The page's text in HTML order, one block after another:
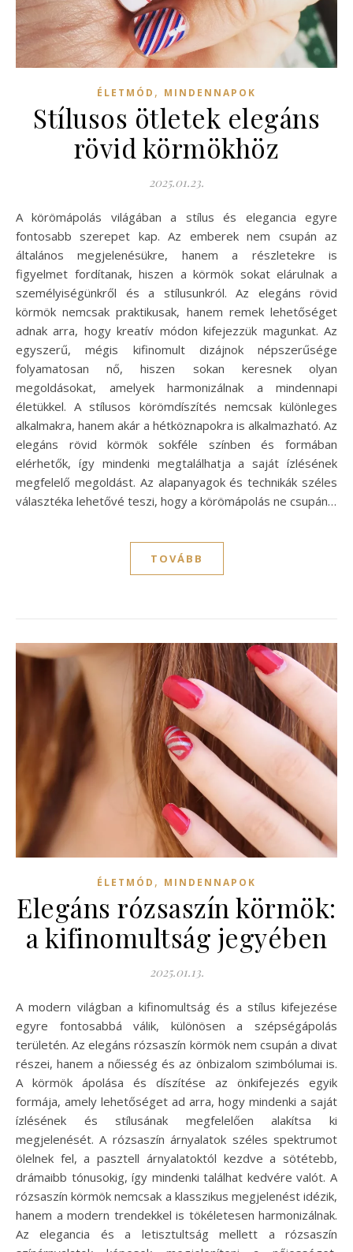
ÉLETMÓD , MINDENNAPOK
Stílusos ötletek elegáns
rövid körmökhöz
2025.01.23.
A körömápolás világában a stílus és elegancia egyre
fontosabb szerepet kap. Az emberek nem csupán az
általános megjelenésükre, hanem a részletekre is
figyelmet fordítanak, hiszen a körmök sokat elárulnak a
személyiségünkről és a stílusunkról. Az elegáns rövid
körmök nemcsak praktikusak, hanem remek lehetőséget
adnak arra, hogy kreatív módon kifejezzük magunkat. Az
egyszerű, mégis kifinomult dizájnok népszerűsége
folyamatosan nő, hiszen sokan keresnek olyan
megoldásokat, amelyek harmonizálnak a mindennapi
életükkel. A stílusos körömdíszítés nemcsak különleges
alkalmakra, hanem akár a hétköznapokra is alkalmazható. Az
elegáns rövid körmök sokféle színben és formában
elérhetők, így mindenki megtalálhatja a saját ízlésének
megfelelő megoldást. Az alapanyagok és technikák széles
választéka lehetővé teszi, hogy a körömápolás ne csupán…
TOVÁBB
ÉLETMÓD , MINDENNAPOK
Elegáns rózsaszín körmök:
a kifinomultság jegyében
2025.01.13.
A modern világban a kifinomultság és a stílus kifejezése
egyre fontosabbá válik, különösen a szépségápolás
területén. Az elegáns rózsaszín körmök nem csupán a divat
részei, hanem a nőiesség és az önbizalom szimbólumai is.
A körmök ápolása és díszítése az önkifejezés egyik
formája, amely lehetőséget ad arra, hogy mindenki a saját
ízlésének és stílusának megfelelően alakítsa ki
megjelenését. A rózsaszín árnyalatok széles spektrumot
ölelnek fel, a pasztell árnyalatoktól kezdve a sötétebb,
drámaibb tónusokig, így mindenki találhat kedvére valót. A
rózsaszín körmök nemcsak a klasszikus megjelenést idézik,
hanem a modern trendekkel is tökéletesen harmonizálnak.
Az elegancia és a letisztultság mellett a rózsaszín